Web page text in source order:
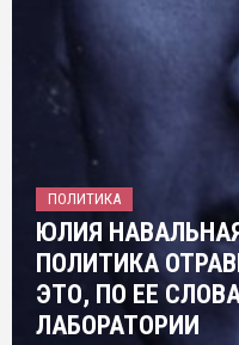
ПОЛИТИКА
ЮЛИЯ
ПОЛИТИКА
ЭТО, ПО ЕЕ
ЛАБОРАТОРИИ